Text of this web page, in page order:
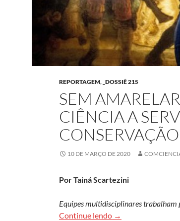
REPORTAGEM, _DOSSIÊ 215
SEM
CIÊNCIA A
10 DE MARÇO DE 2020
Por Tainá Scartezini
Equipes multidisciplinares trabalham
Continue lendo Sem amarelar,
→